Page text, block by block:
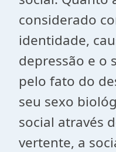
considerado
identidade,
depressão e o
pelo fato do
seu sexo
social através
vertente, a